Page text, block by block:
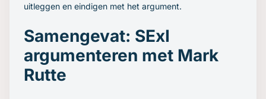
uitleggen en eindigen met het argument.
Samengevat: SExI
argumenteren met Mark
Rutte